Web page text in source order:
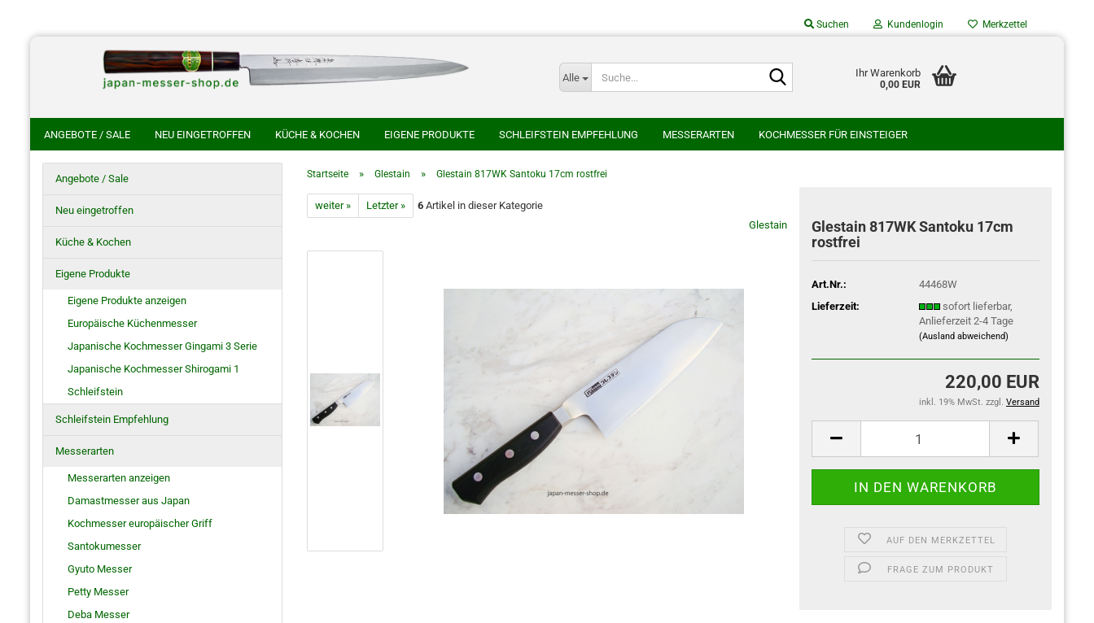
Suchen Kundenlogin
Passwort
Merkzettel
Alle Ihr Warenkorb
0,00 EUR
ANGEBOTE / SALE NEU EINGETROFFEN KÜCHE & KOCHEN EIGENE PRODUKTE SCHLEIFSTEIN EMPFEHLUNG MESSERARTEN KOCHMESSER FÜR EINSTEIGER
HANDGESCHMIEDETE KOCHMESSER HONYAKI HOCHO AOKI HAMONO AZAI ECHIZEN MARUKATSU
NAKAYA HEIJI SAKAI TAKAYUKI SHIGEFUSA SCHMIEDE
Startseite » Glestain » Glestain 817WK Santoku 17cm rostfrei
weiter » Letzter » 6 Artikel in dieser Kategorie
Glestain
Glestain 817WK Santoku 17cm
rostfrei
Art.Nr.:
44468W
Lieferzeit:
sofort lieferbar,
Anlieferzeit 2-4 Tage
(Ausland abweichend)
220,00 EUR
inkl. 19% MwSt. zzgl. Versand
AUF DEN MERKZETTEL
FRAGE ZUM PRODUKT
Angebote / Sale
Neu eingetroffen
Küche & Kochen
Eigene Produkte
Eigene Produkte anzeigen
Europäische Küchenmesser
Japanische Kochmesser Gingami 3 Serie
Japanische Kochmesser Shirogami 1
Schleifstein
Schleifstein Empfehlung
Messerarten
Messerarten anzeigen
Damastmesser aus Japan
Kochmesser europäischer Griff
Santokumesser
Gyuto Messer
Petty Messer
Deba Messer